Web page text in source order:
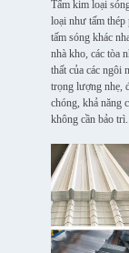
Tấm kim loại
loại như tấm thép
tấm sóng khác
nhà kho, các tòa
thất của các ngôi
trọng lượng nhẹ,
chóng, khả năng
không cần bảo trì.